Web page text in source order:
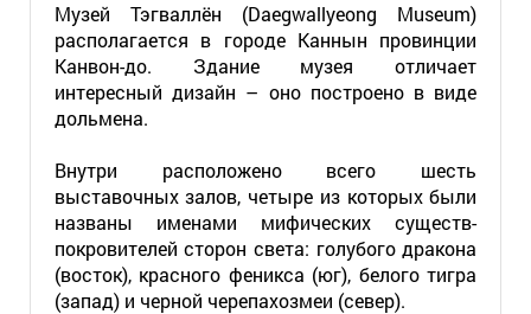
Музей Тэгваллён (Daegwallyeong Museum)
располагается в городе Каннын провинции
Канвон-до. Здание музея отличает
интересный дизайн – оно построено в виде
дольмена.
Внутри расположено всего шесть
выставочных залов, четыре из которых были
названы именами мифических существ-
покровителей сторон света: голубого дракона
(восток), красного феникса (юг), белого тигра
(запад) и черной черепахозмеи (север).